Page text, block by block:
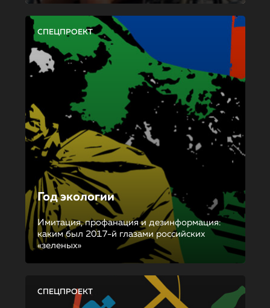
СПЕЦПРОЕКТ
Год экологии
Имитация, профанация и дезинформация:
каким был 2017-й глазами российских
«зеленых»
СПЕЦПРОЕКТ